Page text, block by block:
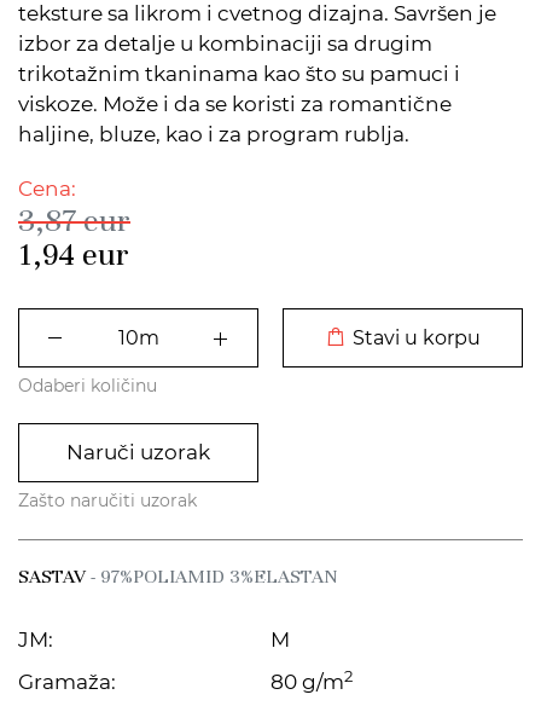
teksture sa likrom i cvetnog dizajna. Savršen je
izbor za detalje u kombinaciji sa drugim
trikotažnim tkaninama kao što su pamuci i
viskoze. Može i da se koristi za romantične
haljine, bluze, kao i za program rublja.
Cena:
3,87eur
1,94 eur
Stavi u korpu
Odaberi količinu
Naruči uzorak
Zašto naručiti uzorak
SASTAV- 97%POLIAMID 3%ELASTAN
JM:
M
Gramaža:
80 g/m2